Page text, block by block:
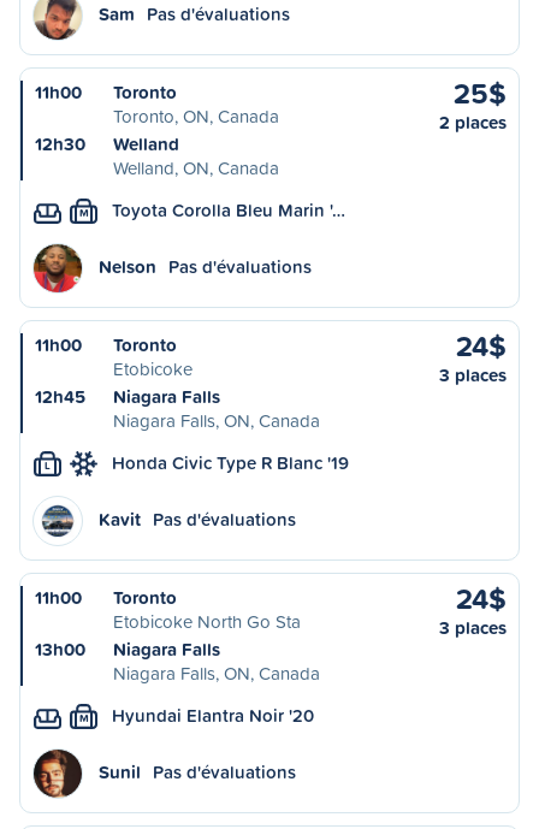
Sam Pas d'évaluations
11h00
Toronto
Toronto, ON, Canada
12h30
Welland
Welland, ON, Canada
25$
2 places
M Toyota Corolla Bleu Marin '…
Nelson Pas d'évaluations
11h00
Toronto
Etobicoke
12h45
Niagara Falls
Niagara Falls, ON, Canada
24$
3 places
L Honda Civic Type R Blanc '19
Kavit Pas d'évaluations
11h00
Toronto
Etobicoke North Go Sta
13h00
Niagara Falls
Niagara Falls, ON, Canada
24$
3 places
M Hyundai Elantra Noir '20
Sunil Pas d'évaluations